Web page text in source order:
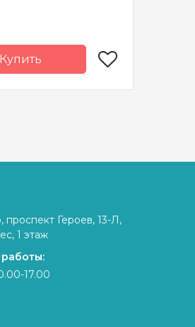
Zweigart
проспект Героев, 13-Л,
1 этаж
17.00